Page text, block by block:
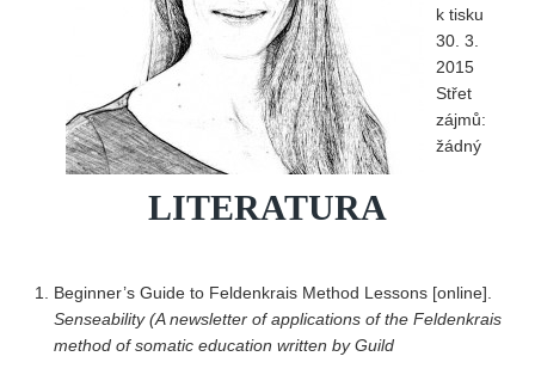
k tisku
30. 3.
2015
Střet
zájmů:
žádný
LITERATURA
Beginner’s Guide to Feldenkrais Method Lessons [online].
Senseability (A newsletter of applications of the Feldenkrais
method of somatic education written by Guild